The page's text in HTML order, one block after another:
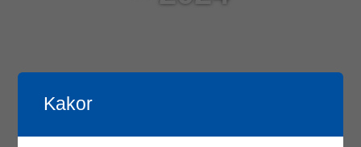
Kakor